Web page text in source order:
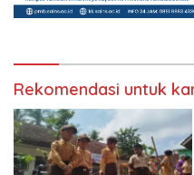
Rekomendasi untuk